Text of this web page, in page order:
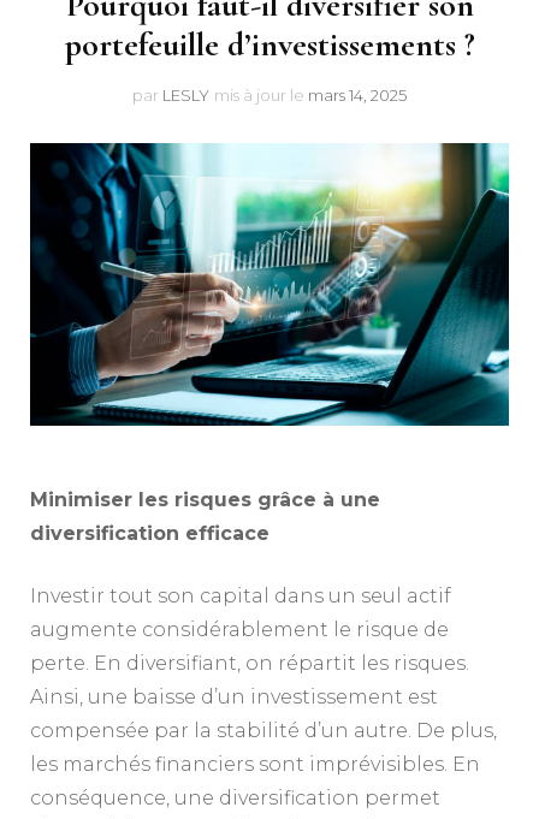
portefeuille d’investissements ?
par LESLY mis à jour le mars 14, 2025
Minimiser les risques grâce à une
diversification efficace
Investir tout son capital dans un seul actif
augmente considérablement le risque de
perte. En diversifiant, on répartit les risques.
Ainsi, une baisse d’un investissement est
compensée par la stabilité d’un autre. De plus,
les marchés financiers sont imprévisibles. En
conséquence, une diversification permet